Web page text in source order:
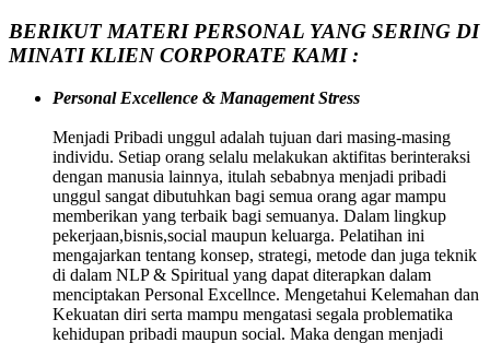
BERIKUT MATERI PERSONAL YANG SERING DI
MINATI KLIEN CORPORATE KAMI :
Personal Excellence & Management Stress
Menjadi Pribadi unggul adalah tujuan dari masing-masing
individu. Setiap orang selalu melakukan aktifitas berinteraksi
dengan manusia lainnya, itulah sebabnya menjadi pribadi
unggul sangat dibutuhkan bagi semua orang agar mampu
memberikan yang terbaik bagi semuanya. Dalam lingkup
pekerjaan,bisnis,social maupun keluarga. Pelatihan ini
mengajarkan tentang konsep, strategi, metode dan juga teknik
di dalam NLP & Spiritual yang dapat diterapkan dalam
menciptakan Personal Excellnce. Mengetahui Kelemahan dan
Kekuatan diri serta mampu mengatasi segala problematika
kehidupan pribadi maupun social. Maka dengan menjadi